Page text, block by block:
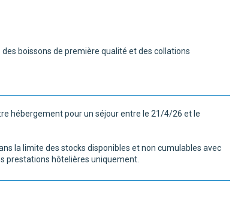
boissons de première qualité et des collations
hébergement pour un séjour entre le 21/4/26 et le
la limite des stocks disponibles et non cumulables avec
prestations hôtelières uniquement.